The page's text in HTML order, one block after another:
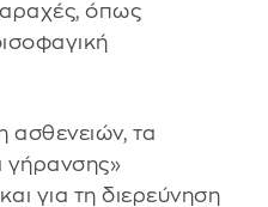
όπως
τα
γήρανσης»
για τη διερεύνηση